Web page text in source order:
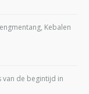
Kebalen
van de begintijd in